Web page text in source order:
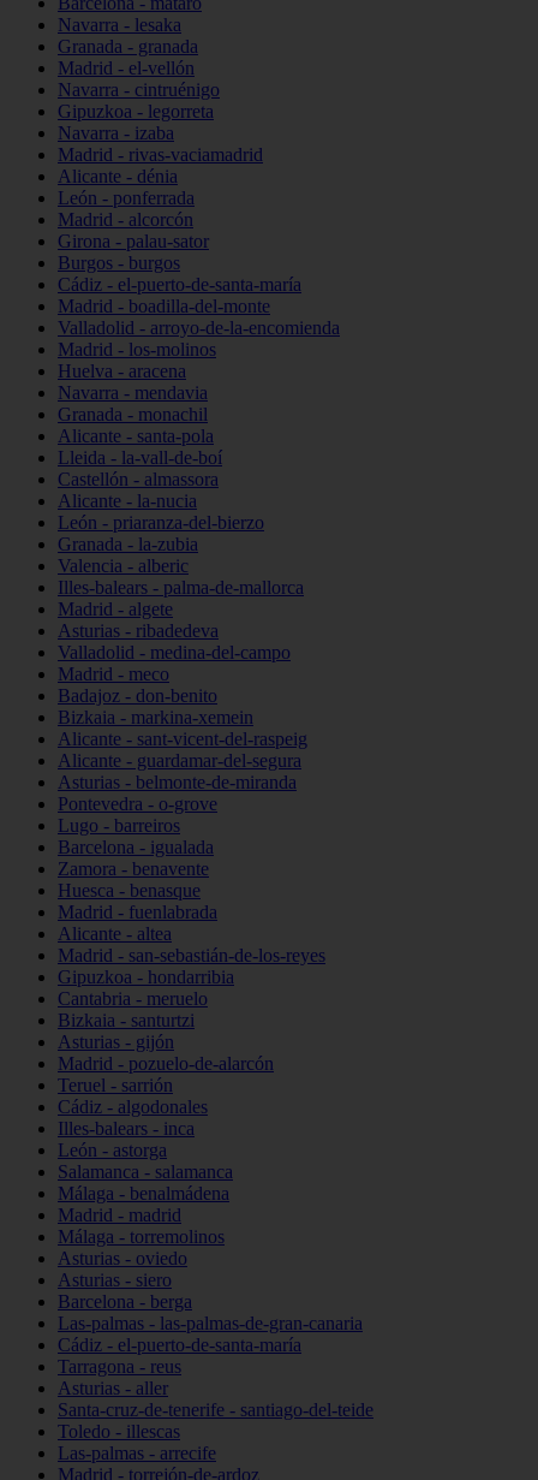
Navarra - lesaka
Granada - granada
Madrid - el-vellón
Navarra - cintruénigo
Gipuzkoa - legorreta
Navarra - izaba
Madrid - rivas-vaciamadrid
Alicante - dénia
León - ponferrada
Madrid - alcorcón
Girona - palau-sator
Burgos - burgos
Cádiz - el-puerto-de-santa-maría
Madrid - boadilla-del-monte
Valladolid - arroyo-de-la-encomienda
Madrid - los-molinos
Huelva - aracena
Navarra - mendavia
Granada - monachil
Alicante - santa-pola
Lleida - la-vall-de-boí
Castellón - almassora
Alicante - la-nucia
León - priaranza-del-bierzo
Granada - la-zubia
Valencia - alberic
Illes-balears - palma-de-mallorca
Madrid - algete
Asturias - ribadedeva
Valladolid - medina-del-campo
Madrid - meco
Badajoz - don-benito
Bizkaia - markina-xemein
Alicante - sant-vicent-del-raspeig
Alicante - guardamar-del-segura
Asturias - belmonte-de-miranda
Pontevedra - o-grove
Lugo - barreiros
Barcelona - igualada
Zamora - benavente
Huesca - benasque
Madrid - fuenlabrada
Alicante - altea
Madrid - san-sebastián-de-los-reyes
Gipuzkoa - hondarribia
Cantabria - meruelo
Bizkaia - santurtzi
Asturias - gijón
Madrid - pozuelo-de-alarcón
Teruel - sarrión
Cádiz - algodonales
Illes-balears - inca
León - astorga
Salamanca - salamanca
Málaga - benalmádena
Madrid - madrid
Málaga - torremolinos
Asturias - oviedo
Asturias - siero
Barcelona - berga
Las-palmas - las-palmas-de-gran-canaria
Cádiz - el-puerto-de-santa-maría
Tarragona - reus
Asturias - aller
Santa-cruz-de-tenerife - santiago-del-teide
Toledo - illescas
Las-palmas - arrecife
Madrid - torrejón-de-ardoz